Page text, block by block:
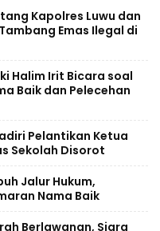
Kapolres Luwu dan
Emas Ilegal di
Halim Irit Bicara soal
Baik dan Pelecehan
Pelantikan Ketua
Sekolah Disorot
Jalur Hukum,
Nama Baik
Berlawanan, Sigra